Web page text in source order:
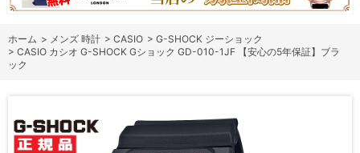
ホーム > メンズ 時計 > CASIO > G-SHOCK ジーショック
> CASIO カシオ G-SHOCK Gショック GD-010-1JF 【安心の5年保証】ブラ
ック